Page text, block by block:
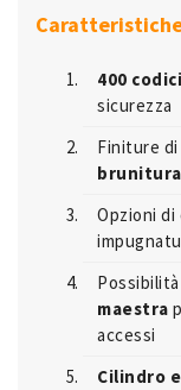
400
sicurezza
Finiture
brunitura
Opzioni di
maestra
accessi
Cilindro